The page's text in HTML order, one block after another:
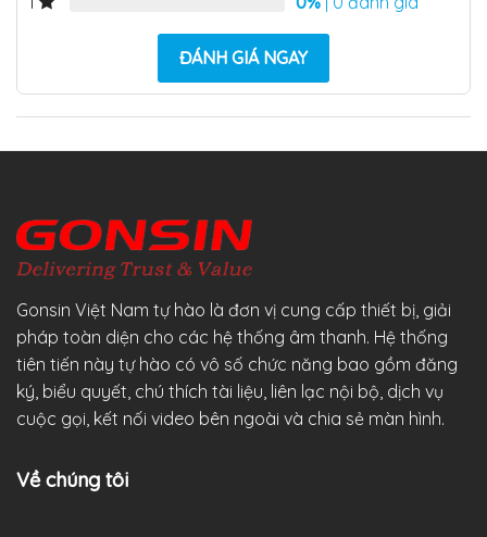
ĐÁNH GIÁ NGAY
Gonsin Việt Nam tự hào là đơn vị cung cấp thiết bị, giải
pháp toàn diện cho các hệ thống âm thanh. Hệ thống
tiên tiến này tự hào có vô số chức năng bao gồm đăng
ký, biểu quyết, chú thích tài liệu, liên lạc nội bộ, dịch vụ
cuộc gọi, kết nối video bên ngoài và chia sẻ màn hình.
Về chúng tôi